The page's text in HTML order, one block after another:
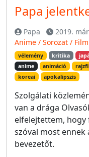
Papa
Papa 2019.
Anime / Sorozat / Film
vélemény kritika
anime
animáció
koreai
apokalipszis
Szolgálati
van a drága
elfelejtettem,
szóval most ennek
bevezetőt.